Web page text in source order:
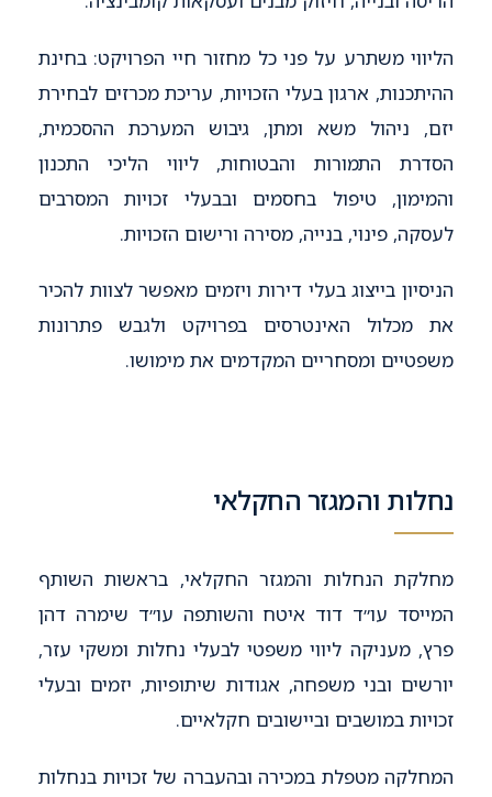
הליווי משתרע על פני כל מחזור חיי הפרויקט: בחינת
ההיתכנות, ארגון בעלי הזכויות, עריכת מכרזים לבחירת
יזם, ניהול משא ומתן, גיבוש המערכת ההסכמית,
הסדרת התמורות והבטוחות, ליווי הליכי התכנון
והמימון, טיפול בחסמים ובבעלי זכויות המסרבים
לעסקה, פינוי, בנייה, מסירה ורישום הזכויות.
הניסיון בייצוג בעלי דירות ויזמים מאפשר לצוות להכיר
את מכלול האינטרסים בפרויקט ולגבש פתרונות
משפטיים ומסחריים המקדמים את מימושו.
נחלות והמגזר החקלאי
מחלקת הנחלות והמגזר החקלאי, בראשות השותף
המייסד עו״ד דוד איטח והשותפה עו״ד שימרה דהן
פרץ, מעניקה ליווי משפטי לבעלי נחלות ומשקי עזר,
יורשים ובני משפחה, אגודות שיתופיות, יזמים ובעלי
זכויות במושבים וביישובים חקלאיים.
המחלקה מטפלת במכירה ובהעברה של זכויות בנחלות